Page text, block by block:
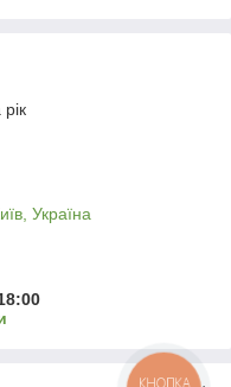
Україна
КНОПКА